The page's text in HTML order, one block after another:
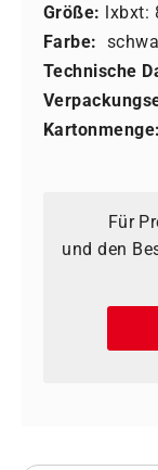
Größe: lxbxt:
Farbe:
Technische
Kartonmenge:
Für
und den